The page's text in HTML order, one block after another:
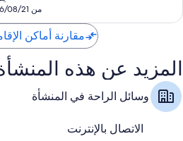
من 2026/08/21 إلى 2026/08/22
مقارنة أماكن
المزيد عن هذه
وسائل الراحة في المنشأة
الاتصال بالإنترنت